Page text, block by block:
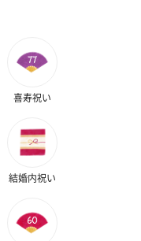
喜寿祝い
結婚内祝い